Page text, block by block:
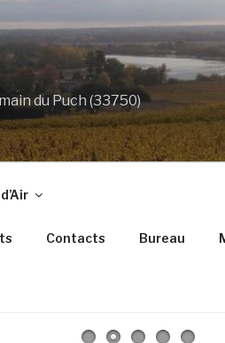
du Puch (33750)
Contacts Bureau